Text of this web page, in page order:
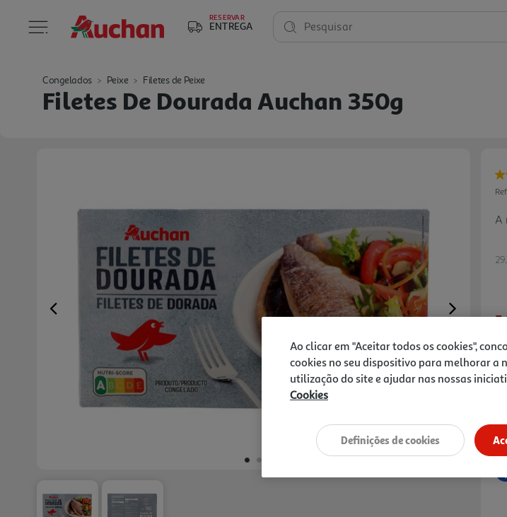
RESERVAR
ENTREGA Pesquisar
Congelados Peixe Filetes de Peixe
Filetes De Dourada Auchan 350g
Previous Next
A
Ao clicar em "Aceitar todos os cookies",
cookies no seu dispositivo para melhorar a
utilização do site e ajudar nas nossas
Cookies
Definições de cookies